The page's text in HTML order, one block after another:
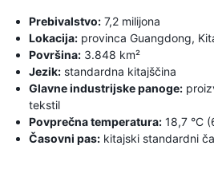
Prebivalstvo: 7,2 milijona
Lokacija: provinca Guangdong,
Površina: 3.848 km²
Jezik: standardna kitajščina
Glavne industrijske panoge:
tekstil
Povprečna temperatura: 18,7 °C
Časovni pas: kitajski standardni